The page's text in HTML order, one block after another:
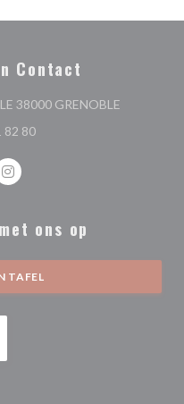
Contact
38000 GRENOBLE
82 80
((opent in een nieuw
Instagram ((opent in een
ons op
TAFEL